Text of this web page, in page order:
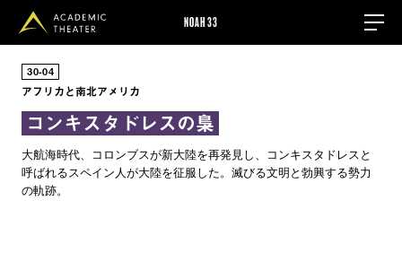
NOAH33
30 04
アフリカと南北アメリカ
コンキスタドレスの梟
大航海時代、コロンブスが新大陸を再発見し、コンキスタドレスと
呼ばれるスペイン人が大陸を征服した。滅びる文明と勃興する勢力
の軌跡。